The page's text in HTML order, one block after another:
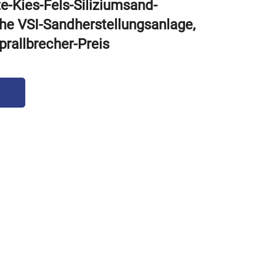
Kies-Fels-Siliziumsand-
VSI-Sandherstellungsanlage,
Preis